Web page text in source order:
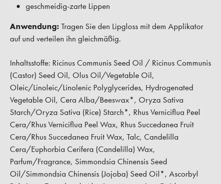
geschmeidig-zarte Lippen
Anwendung: Tragen Sie den Lipgloss mit dem Applikator
auf und verteilen ihn gleichmäßig.
Inhaltsstoffe: Ricinus Communis Seed Oil / Ricinus Communis
(Castor) Seed Oil, Olus Oil/Vegetable Oil,
Oleic/Linoleic/Linolenic Polyglycerides, Hydrogenated
Vegetable Oil, Cera Alba/Beeswax*, Oryza Sativa
Starch/Oryza Sativa (Rice) Starch*, Rhus Verniciflua Peel
Cera/Rhus Verniciflua Peel Wax, Rhus Succedanea Fruit
Cera/Rhus Succedanea Fruit Wax, Talc, Candelilla
Cera/Euphorbia Cerifera (Candelilla) Wax,
Parfum/Fragrance, Simmondsia Chinensis Seed
Oil/Simmondsia Chinensis (Jojoba) Seed Oil*, Ascorbyl